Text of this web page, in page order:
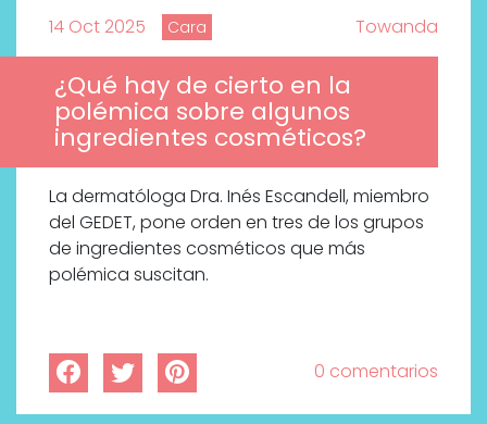
14 Oct 2025 Cara Towanda
¿Qué hay de cierto en la
polémica sobre algunos
ingredientes cosméticos?
La dermatóloga Dra. Inés Escandell, miembro
del GEDET, pone orden en tres de los grupos
de ingredientes cosméticos que más
polémica suscitan.
0 comentarios